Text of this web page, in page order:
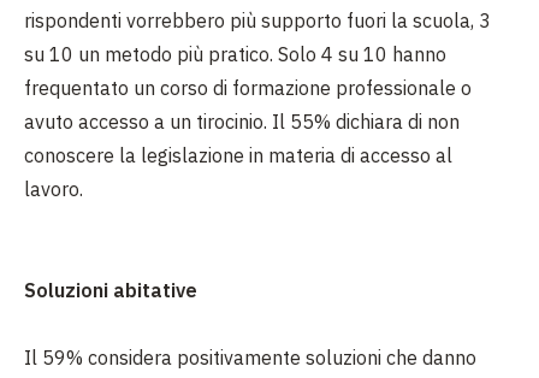
rispondenti vorrebbero più supporto fuori la scuola, 3
su 10 un metodo più pratico. Solo 4 su 10 hanno
frequentato un corso di formazione professionale o
avuto accesso a un tirocinio. Il 55% dichiara di non
conoscere la legislazione in materia di accesso al
lavoro.
Soluzioni abitative
Il 59% considera positivamente soluzioni che danno